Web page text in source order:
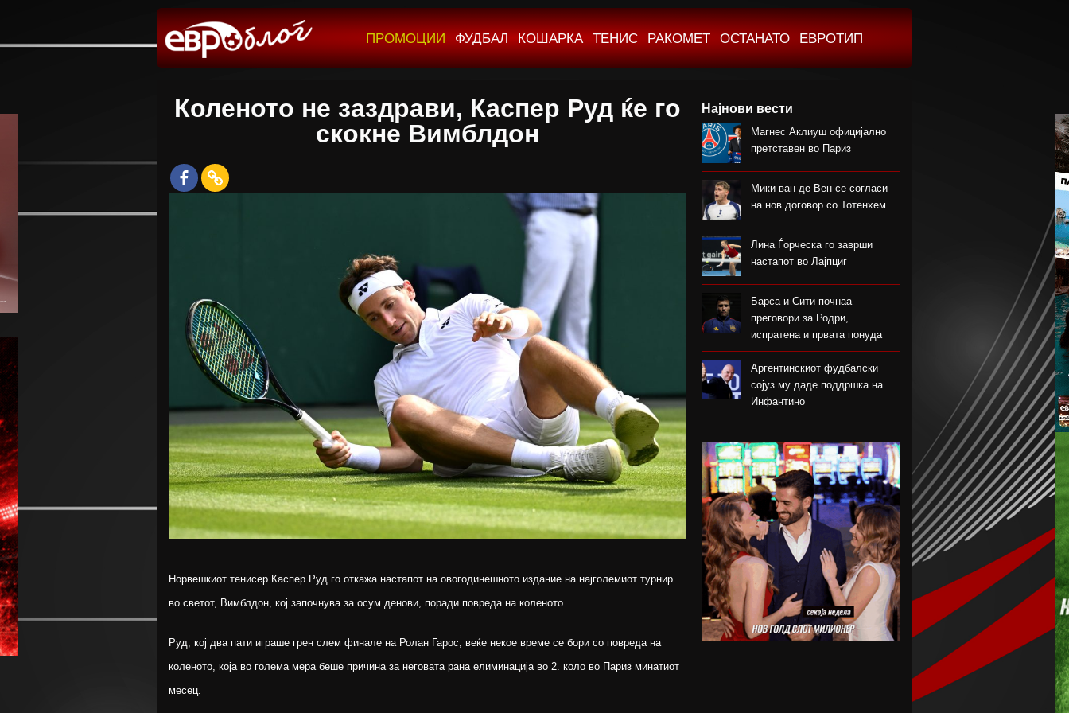
ПРОМОЦИИ ФУДБАЛ КОШАРКА ТЕНИС РАКОМЕТ ОСТАНАТО ЕВРОТИП
Коленото не заздрави, Каспер Руд ќе го
скокне Вимблдон
Норвешкиот тенисер Каспер Руд го откажа настапот на овогодинешното издание на најголемиот турнир
во светот, Вимблдон, кој започнува за осум денови, поради повреда на коленото.
Руд, кој два пати играше грен слем финале на Ролан Гарос, веќе некое време се бори со повреда на
коленото, која во голема мера беше причина за неговата рана елиминација во 2. коло во Париз минатиот
месец.
Најнови вести
Магнес Аклиуш официјално
претставен во Париз
Мики ван де Вен се согласи
на нов договор со Тотенхем
Лина Ѓорческа го заврши
настапот во Лајпциг
Барса и Сити почнаа
преговори за Родри,
испратена и првата понуда
Аргентинскиот фудбалски
сојуз му даде поддршка на
Инфантино
за Ромеро
ПСЖ го купи најдобриот
фудбалер на Монако
Крстевски го замени МЗТ
Скопје со Куманово
Силверстоун се враќа во
календарот на Мото ГП
шампионатот